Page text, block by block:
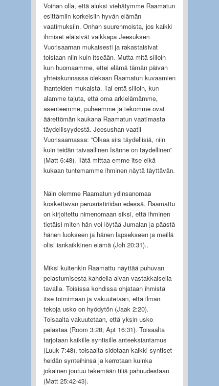
Voihan olla, että aluksi viehätymme Raamatun
esittämiin korkeisiin hyvän elämän
vaatimuksiin. Onhan suurenmoista, jos kaikki
ihmiset eläisivät vaikkapa Jeesuksen
Vuorisaarnan mukaisesti ja rakastaisivat
toisiaan niin kuin itseään. Mutta mitä silloin
kun huomaamme, ettei elämä tämän päivän
yhteiskunnassa olekaan Raamatun kuvaamien
ihanteiden mukaista. Tai entä silloin, kun
alamme tajuta, että oma arkielämämme,
asenteemme, puheemme ja tekomme ovat
äärettömän kaukana Raamatun vaatimasta
täydellisyydestä. Jeesushan vaatii
Vuorisaarnassa: ”Olkaa siis täydellisiä, niin
kuin teidän taivaallinen Isänne on täydellinen”
(Matt 6:48). Tätä mittaa emme itse eikä
kukaan tuntemamme ihminen näytä täyttävän.
Näin olemme Raamatun ydinsanomaa
koskettavan perusristiriidan edessä. Raamattu
on kirjoitettu nimenomaan siksi, että ihminen
tietäisi miten hän voi löytää Jumalan ja päästä
hänen luokseen ja hänen lapsekseen ja meillä
olisi iankaikkinen elämä (Joh 20:31)..
Miksi kuitenkin Raamattu näyttää puhuvan
pelastumisesta kahdella aivan vastakkaisella
tavalla. Toisissa kohdissa ohjataan ihmistä
itse toimimaan ja vakuutetaan, että ilman
tekoja usko on hyödytön (Jaak 2:20).
Toisaalta vakuutetaan, että yksin usko
pelastaa (Room 3:28; Apt 16:31). Toisaalta
tarjotaan kaikille syntisille anteeksiantamus
(Luuk 7:48), toisaalta sidotaan kaikki syntiset
heidän synteihinsä ja kerrotaan kuinka
jokainen joutuu tekemään tiliä pahuudestaan
(Matt 25:42-43).